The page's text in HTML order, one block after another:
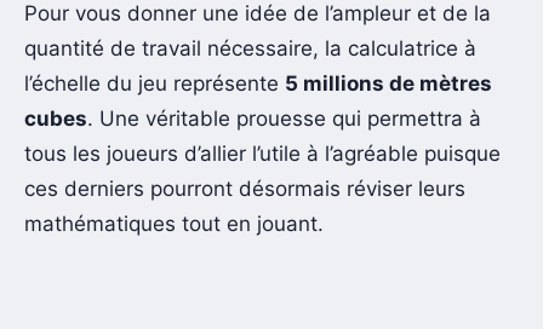
Pour vous donner une idée de l’ampleur et de la
quantité de travail nécessaire, la calculatrice à
l’échelle du jeu représente 5 millions de mètres
cubes. Une véritable prouesse qui permettra à
tous les joueurs d’allier l’utile à l’agréable puisque
ces derniers pourront désormais réviser leurs
mathématiques tout en jouant.